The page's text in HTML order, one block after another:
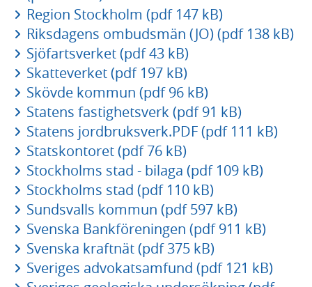
Region Stockholm (pdf 147 kB)
Riksdagens ombudsmän (JO) (pdf 138 kB)
Sjöfartsverket (pdf 43 kB)
Skatteverket (pdf 197 kB)
Skövde kommun (pdf 96 kB)
Statens fastighetsverk (pdf 91 kB)
Statens jordbruksverk.PDF (pdf 111 kB)
Statskontoret (pdf 76 kB)
Stockholms stad - bilaga (pdf 109 kB)
Stockholms stad (pdf 110 kB)
Sundsvalls kommun (pdf 597 kB)
Svenska Bankföreningen (pdf 911 kB)
Svenska kraftnät (pdf 375 kB)
Sveriges advokatsamfund (pdf 121 kB)